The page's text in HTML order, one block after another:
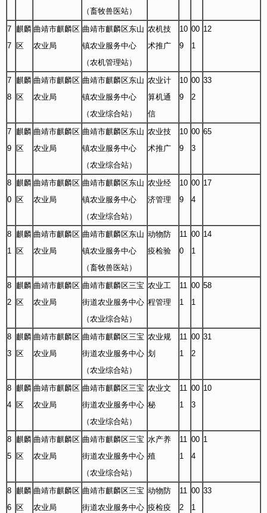
（畜牧兽医站）
7
7
麒麟
区
曲靖市麒麟区
农业局
曲靖市麒麟区东山
镇农业服务中心
（农机管理站）
农机技
术推广
10
9
00
1
12
7
8
麒麟
区
曲靖市麒麟区
农业局
曲靖市麒麟区东山
镇农业服务中心
（农业综合站）
农业计
算机通
信
10
9
00
2
33
7
9
麒麟
区
曲靖市麒麟区
农业局
曲靖市麒麟区东山
镇农业服务中心
（农业综合站）
农业技
术推广
10
9
00
3
65
8
0
麒麟
区
曲靖市麒麟区
农业局
曲靖市麒麟区东山
镇农业服务中心
（农业综合站）
农业经
济管理
10
9
00
4
17
8
1
麒麟
区
曲靖市麒麟区
农业局
曲靖市麒麟区东山
镇农业服务中心
（畜牧兽医站）
动物防
疫检验
11
0
00
1
14
8
2
麒麟
区
曲靖市麒麟区
农业局
曲靖市麒麟区三宝
街道农业服务中心
（农业综合站）
农业工
程管理
11
1
00
1
58
8
3
麒麟
区
曲靖市麒麟区
农业局
曲靖市麒麟区三宝
街道农业服务中心
（农业综合站）
农业规
划
11
1
00
2
31
8
4
麒麟
区
曲靖市麒麟区
农业局
曲靖市麒麟区三宝
街道农业服务中心
（农业综合站）
农业文
秘
11
1
00
3
10
8
5
麒麟
区
曲靖市麒麟区
农业局
曲靖市麒麟区三宝
街道农业服务中心
（农业综合站）
水产养
殖
11
1
00
4
1
8
6
麒麟
区
曲靖市麒麟区
农业局
曲靖市麒麟区三宝
街道农业服务中心
动物防
疫检疫
11
2
00
1
33